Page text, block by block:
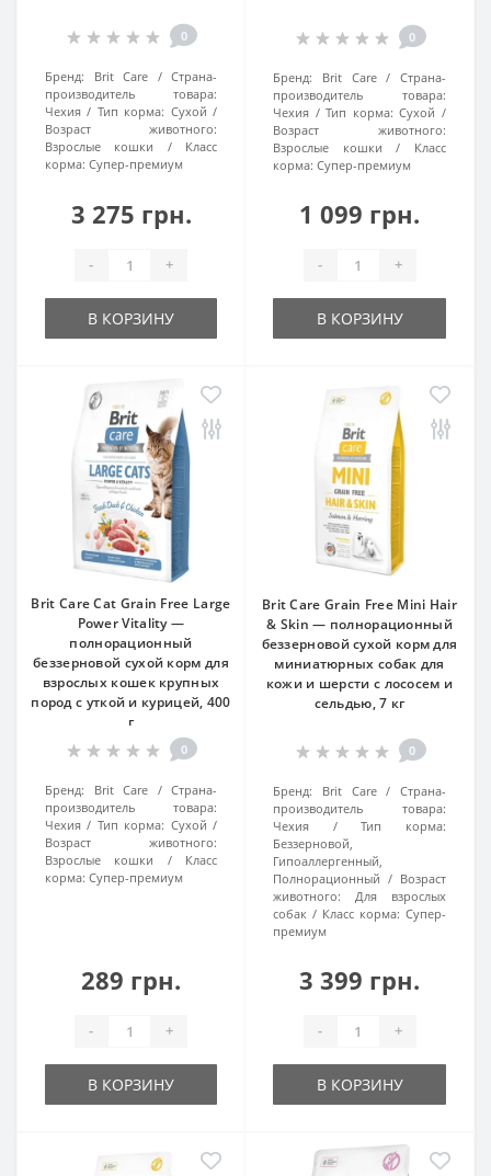
0
Бренд: Brit Care
Страна-
производитель товара:
Чехия
Тип корма: Сухой
Возраст животного:
Взрослые кошки
Класс
корма: Супер-премиум
3 275 грн.
- +
В КОРЗИНУ
0
Бренд: Brit Care
Страна-
производитель товара:
Чехия
Тип корма: Сухой
Возраст животного:
Взрослые кошки
Класс
корма: Супер-премиум
1 099 грн.
- +
В КОРЗИНУ
Brit Care Cat Grain Free Large
Power Vitality —
полнорационный
беззерновой сухой корм для
взрослых кошек крупных
пород с уткой и курицей, 400
г
0
Бренд: Brit Care
Страна-
производитель товара:
Чехия
Тип корма: Сухой
Возраст животного:
Взрослые кошки
Класс
корма: Супер-премиум
289 грн.
- +
В КОРЗИНУ
Brit Care Grain Free Mini Hair
& Skin — полнорационный
беззерновой сухой корм для
миниатюрных собак для
кожи и шерсти с лососем и
сельдью, 7 кг
0
Бренд: Brit Care
Страна-
производитель товара:
Чехия
Тип корма:
Беззерновой,
Гипоаллергенный,
Полнорационный
Возраст
животного:
Для взрослых
собак
Класс корма: Супер-
премиум
3 399 грн.
- +
В КОРЗИНУ